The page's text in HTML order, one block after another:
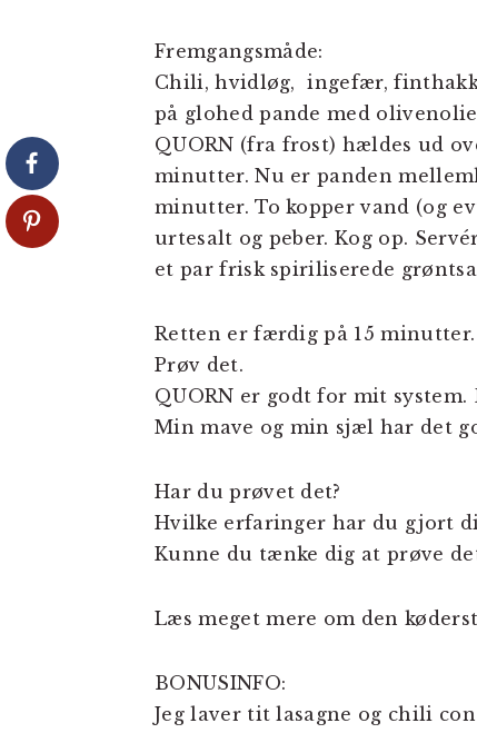
Fremgangsmåde:
Chili, hvidløg, ingefær,
på glohed pande med
QUORN (fra frost) hældes ud
minutter. Nu er panden
minutter. To kopper vand (og
urtesalt og peber. Kog op.
et par frisk spiriliserede
Retten er færdig på 15 minutter.
Prøv det.
QUORN er godt for mit
Min mave og min sjæl har det
Har du prøvet det?
Hvilke erfaringer har du gjort
Kunne du tænke dig at prøve
Læs meget mere om den
BONUSINFO:
Jeg laver tit lasagne og chili